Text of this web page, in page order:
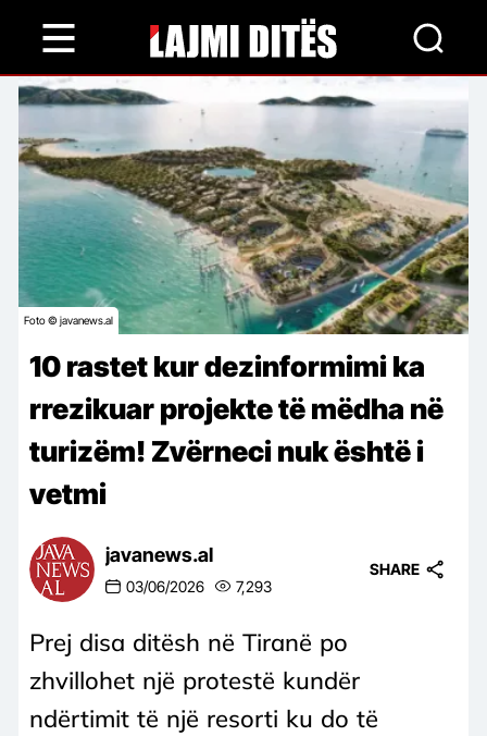
content
Foto © javanews.al
10 rastet kur dezinformimi ka
rrezikuar projekte të mëdha në
turizëm! Zvërneci nuk është i
vetmi
javanews.al
03/06/2026 7,293
SHARE
Prej disa ditësh në Tiranë po
zhvillohet një protestë kundër
ndërtimit të një resorti ku do të